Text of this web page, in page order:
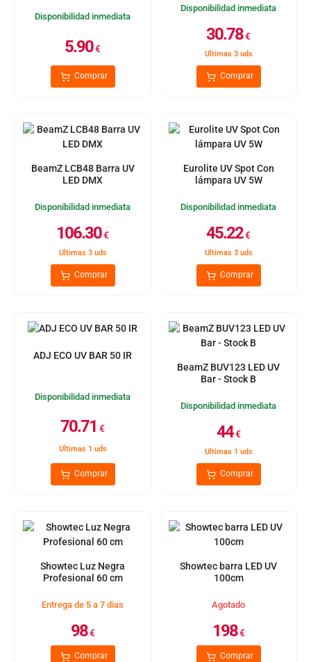
Disponibilidad inmediata
5.90€
Comprar
Disponibilidad inmediata
30.78€
Ultimas 3 uds
Comprar
BeamZ LCB48 Barra UV
LED DMX
Disponibilidad inmediata
106.30€
Ultimas 3 uds
Comprar
Eurolite UV Spot Con
lámpara UV 5W
Disponibilidad inmediata
45.22€
Ultimas 3 uds
Comprar
ADJ ECO UV BAR 50 IR
Disponibilidad inmediata
70.71 €
Ultimas 1 uds
Comprar
BeamZ BUV123 LED UV
Bar - Stock B
Disponibilidad inmediata
44€
Ultimas 1 uds
Comprar
Showtec Luz Negra
Profesional 60 cm
Entrega de 5 a 7 dias
98€
Comprar
Showtec barra LED UV
100cm
Agotado
198€
Comprar